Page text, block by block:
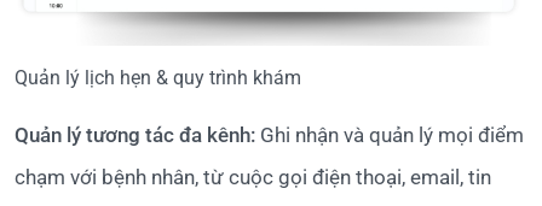
Quản lý lịch hẹn & quy trình khám
Quản lý tương tác đa kênh: Ghi nhận và quản lý mọi điểm
chạm với bệnh nhân, từ cuộc gọi điện thoại, email, tin